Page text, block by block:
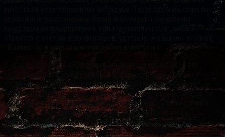
качеством установленными методами. Такая система связывает
С одной стороны, СКК, основанная на стандартах ISO, – это
мощнейший инструмент управления качеством. С другой
стороны, создание и внедрение такой системы требует на
начальном этапе определенных и весьма немалых ресурсов со
стороны бизнеса, а впоследствии будет приносить желаемый
эффект от внедрения только при условии корректного
управления и четкого соблюдения набора регламентов и
ограничений, описанных в стандарте.